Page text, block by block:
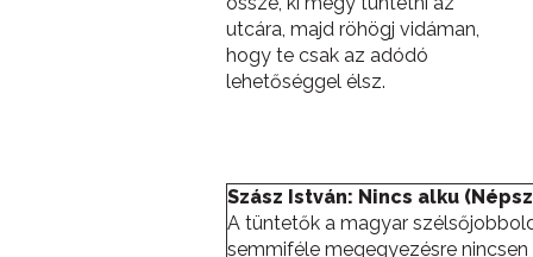
utcára, majd röhögj vidáman,
hogy te csak az adódó
lehetőséggel élsz.
Szász István: Nincs alku
A tüntetők a magyar
semmiféle megegyezésre